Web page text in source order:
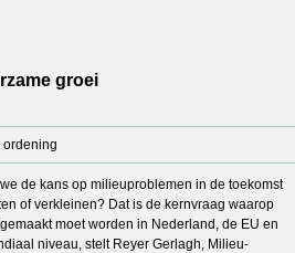
groei
ordening
de kans op milieuproblemen in de toekomst
of verkleinen? Dat is de kernvraag waarop
moet worden in Nederland, de EU en
niveau, stelt Reyer Gerlagh, Milieu-